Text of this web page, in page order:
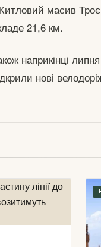
масив
21,6 км.
наприкінці
нові